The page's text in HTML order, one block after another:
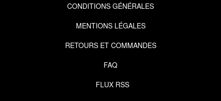
CONDITIONS GÉNÉRALES
MENTIONS LÉGALES
RETOURS ET COMMANDES
FAQ
FLUX RSS